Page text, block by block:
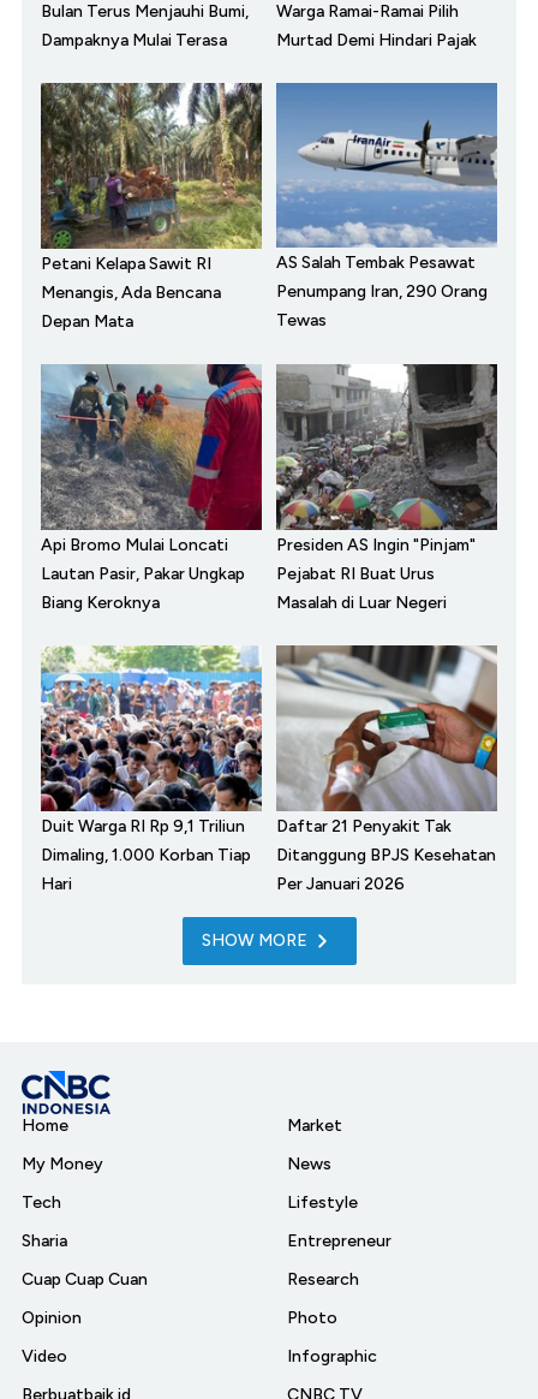
Bulan Terus Menjauhi Bumi,
Dampaknya Mulai Terasa
Warga Ramai-Ramai Pilih
Murtad Demi Hindari Pajak
Petani Kelapa Sawit RI
Menangis, Ada Bencana
Depan Mata
AS Salah Tembak Pesawat
Penumpang Iran, 290 Orang
Tewas
Api Bromo Mulai Loncati
Lautan Pasir, Pakar Ungkap
Biang Keroknya
Presiden AS Ingin "Pinjam"
Pejabat RI Buat Urus
Masalah di Luar Negeri
Duit Warga RI Rp 9,1 Triliun
Dimaling, 1.000 Korban Tiap
Hari
Daftar 21 Penyakit Tak
Ditanggung BPJS Kesehatan
Per Januari 2026
SHOW MORE
Home
My Money
Tech
Sharia
Cuap Cuap Cuan
Opinion
Video
Market
News
Lifestyle
Entrepreneur
Research
Photo
Infographic